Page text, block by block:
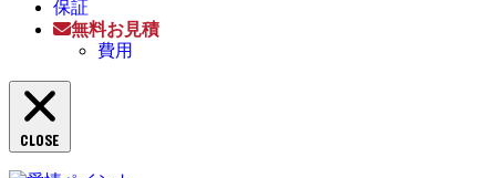
保証
無料お見積
費用
CLOSE